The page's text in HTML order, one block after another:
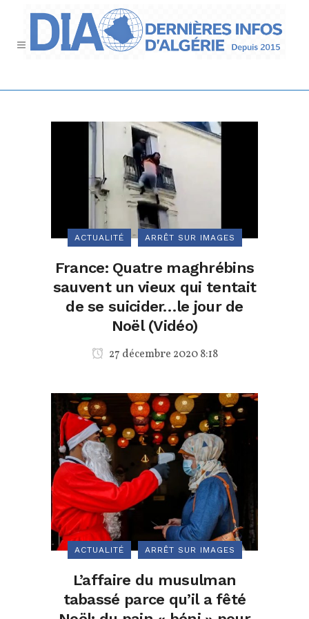
ACTUALITÉ ARRÊT SUR IMAGES
France: Quatre maghrébins
sauvent un vieux qui tentait
de se suicider…le jour de
Noël (Vidéo)
27 décembre 2020 8:18
ACTUALITÉ ARRÊT SUR IMAGES
L’affaire du musulman
tabassé parce qu’il a fêté